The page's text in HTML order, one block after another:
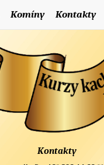
Komíny Kontakty
Kontakty